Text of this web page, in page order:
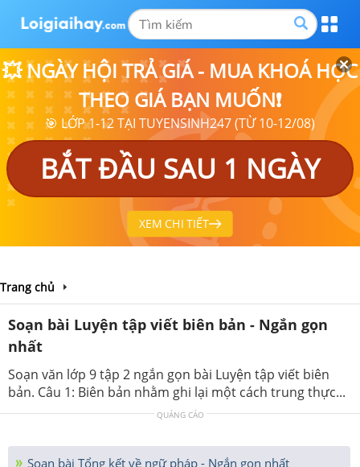
💥 NGÀY HỘI TRẢ GIÁ - MUA KHOÁ HỌC
THEO GIÁ BẠN MUỐN❗
🎯 LỚP 1-12 TẠI TUYENSINH247 (TỪ 10-12/08)
BẮT ĐẦU SAU 1 NGÀY
XEM CHI TIẾT
Trang chủ
Soạn bài Luyện tập viết biên bản - Ngắn gọn
nhất
Soạn văn lớp 9 tập 2 ngắn gọn bài Luyện tập viết biên
bản. Câu 1: Biên bản nhằm ghi lại một cách trung thực...
QUẢNG CÁO
Soạn bài Tổng kết về ngữ pháp - Ngắn gọn nhất